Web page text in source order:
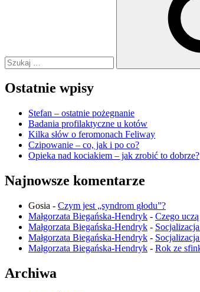
Ostatnie wpisy
Stefan – ostatnie pożegnanie
Badania profilaktyczne u kotów
Kilka słów o feromonach Feliway
Czipowanie – co, jak i po co?
Opieka nad kociakiem – jak zrobić to dobrze?
Najnowsze komentarze
Gosia - Czym jest „syndrom głodu”?
Małgorzata Biegańska-Hendryk - Czego
Małgorzata Biegańska-Hendryk -
Małgorzata Biegańska-Hendryk -
Małgorzata Biegańska-Hendryk - Rok ze
Archiwa